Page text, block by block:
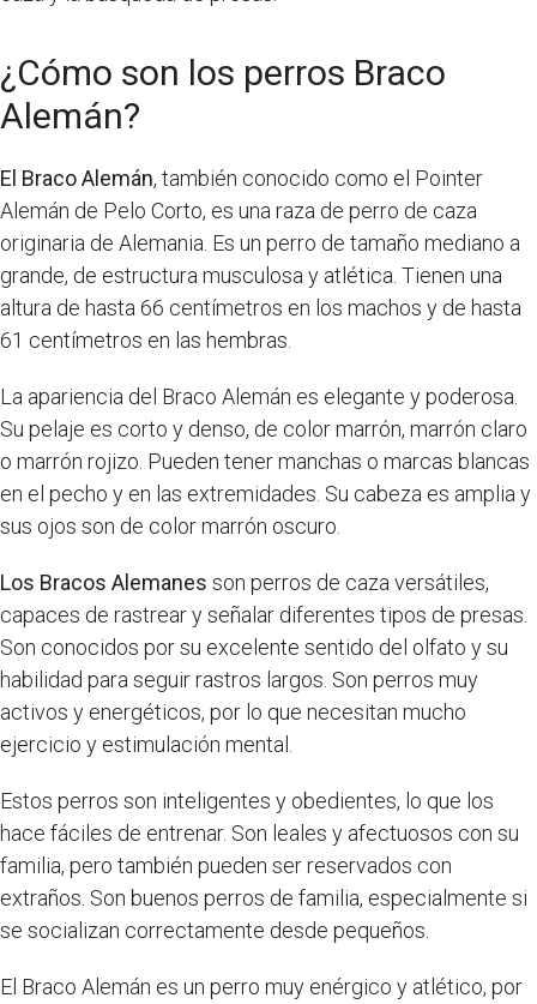
¿Cómo son los perros Braco
Alemán?
El Braco Alemán, también conocido como el Pointer
Alemán de Pelo Corto, es una raza de perro de caza
originaria de Alemania. Es un perro de tamaño mediano a
grande, de estructura musculosa y atlética. Tienen una
altura de hasta 66 centímetros en los machos y de hasta
61 centímetros en las hembras.
La apariencia del Braco Alemán es elegante y poderosa.
Su pelaje es corto y denso, de color marrón, marrón claro
o marrón rojizo. Pueden tener manchas o marcas blancas
en el pecho y en las extremidades. Su cabeza es amplia y
sus ojos son de color marrón oscuro.
Los Bracos Alemanes son perros de caza versátiles,
capaces de rastrear y señalar diferentes tipos de presas.
Son conocidos por su excelente sentido del olfato y su
habilidad para seguir rastros largos. Son perros muy
activos y energéticos, por lo que necesitan mucho
ejercicio y estimulación mental.
Estos perros son inteligentes y obedientes, lo que los
hace fáciles de entrenar. Son leales y afectuosos con su
familia, pero también pueden ser reservados con
extraños. Son buenos perros de familia, especialmente si
se socializan correctamente desde pequeños.
El Braco Alemán es un perro muy enérgico y atlético, por